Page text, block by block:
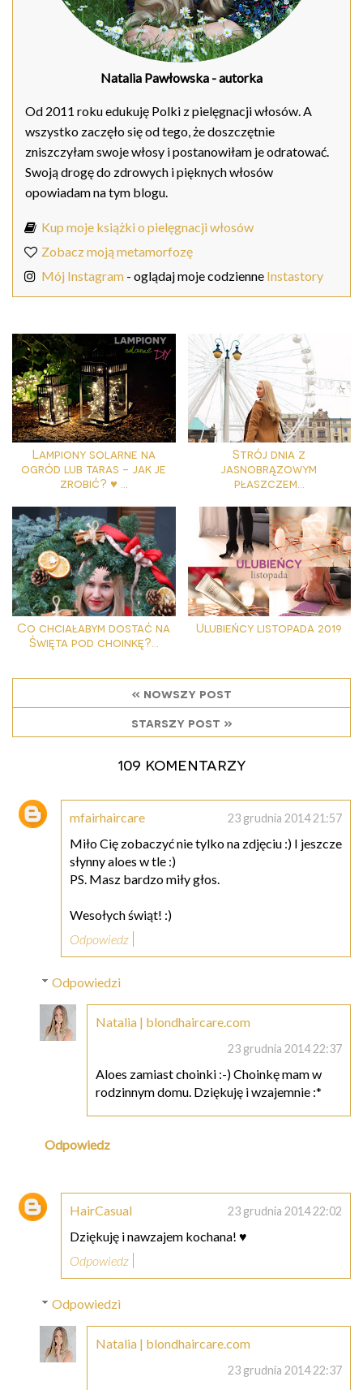
Natalia Pawłowska - autorka
Od 2011 roku edukuję Polki z pielęgnacji włosów. A
wszystko zaczęło się od tego, że doszczętnie
zniszczyłam swoje włosy i postanowiłam je odratować.
Swoją drogę do zdrowych i pięknych włosów
opowiadam na tym blogu.
Kup moje książki o pielęgnacji włosów
Zobacz moją metamorfozę
Mój Instagram - oglądaj moje codzienne Instastory
Lampiony solarne na
ogród lub taras - jak je
zrobić? ♥ ...
Strój dnia z
jasnobrązowym
płaszczem...
Co chciałabym dostać na
Święta pod choinkę?...
Ulubieńcy listopada 2019
« nowszy post
starszy post »
109 komentarzy
mfairhaircare 23 grudnia 2014 21:57
Miło Cię zobaczyć nie tylko na zdjęciu :) I jeszcze
słynny aloes w tle :)
PS. Masz bardzo miły głos.
Wesołych świąt! :)
Odpowiedz
Odpowiedzi
Natalia | blondhaircare.com
23 grudnia 2014 22:37
Aloes zamiast choinki :-) Choinkę mam w
rodzinnym domu. Dziękuję i wzajemnie :*
Odpowiedz
HairCasual 23 grudnia 2014 22:02
Dziękuję i nawzajem kochana! ♥
Odpowiedz
Odpowiedzi
Natalia | blondhaircare.com
23 grudnia 2014 22:37